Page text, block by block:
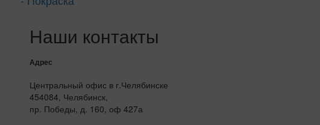
Наши контакты
Адрес
Центральный офис в г.Челябинске
454084, Челябинск,
пр. Победы, д. 160, оф 427а